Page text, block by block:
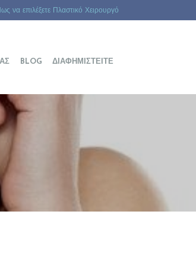
Πως να επιλέξετε Πλαστικό Χειρουργό
BLOG ΔΙΑΦΗΜΙΣΤΕΊΤΕ